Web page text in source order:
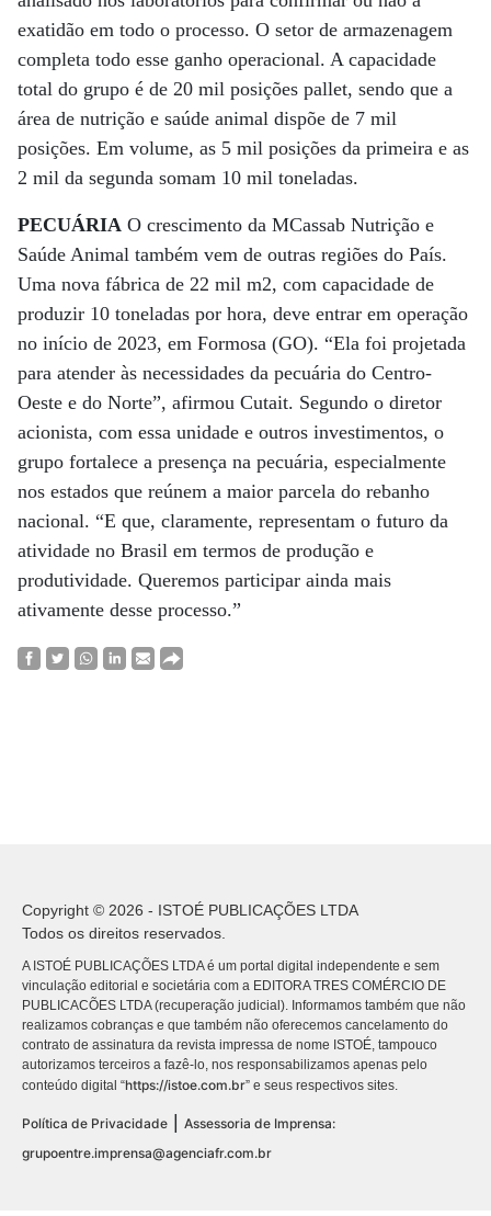
exatidão em todo o processo. O setor de armazenagem
completa todo esse ganho operacional. A capacidade
total do grupo é de 20 mil posições pallet, sendo que a
área de nutrição e saúde animal dispõe de 7 mil
posições. Em volume, as 5 mil posições da primeira e as
2 mil da segunda somam 10 mil toneladas.
PECUÁRIA O crescimento da MCassab Nutrição e
Saúde Animal também vem de outras regiões do País.
Uma nova fábrica de 22 mil m2, com capacidade de
produzir 10 toneladas por hora, deve entrar em operação
no início de 2023, em Formosa (GO). “Ela foi projetada
para atender às necessidades da pecuária do Centro-
Oeste e do Norte”, afirmou Cutait. Segundo o diretor
acionista, com essa unidade e outros investimentos, o
grupo fortalece a presença na pecuária, especialmente
nos estados que reúnem a maior parcela do rebanho
nacional. “E que, claramente, representam o futuro da
atividade no Brasil em termos de produção e
produtividade. Queremos participar ainda mais
ativamente desse processo.”
Copyright © 2026 - ISTOÉ PUBLICAÇÕES LTDA
Todos os direitos reservados.
A ISTOÉ PUBLICAÇÕES LTDA é um portal digital independente e sem
vinculação editorial e societária com a EDITORA TRES COMÉRCIO DE
PUBLICACÕES LTDA (recuperação judicial). Informamos também que não
realizamos cobranças e que também não oferecemos cancelamento do
contrato de assinatura da revista impressa de nome ISTOÉ, tampouco
autorizamos terceiros a fazê-lo, nos responsabilizamos apenas pelo
conteúdo digital “https://istoe.com.br” e seus respectivos sites.
Política de Privacidade
Assessoria de Imprensa:
grupoentre.imprensa@agenciafr.com.br